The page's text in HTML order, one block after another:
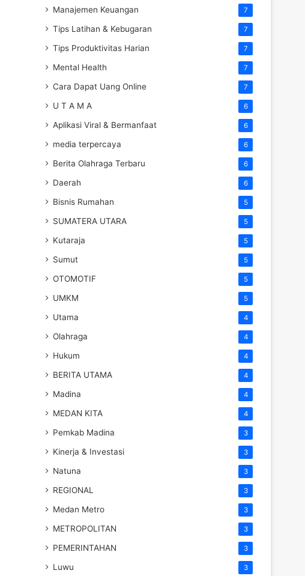
Manajemen Keuangan 7
Tips Latihan & Kebugaran 7
Tips Produktivitas Harian 7
Mental Health 7
Cara Dapat Uang Online 7
U T A M A 6
Aplikasi Viral & Bermanfaat 6
media terpercaya 6
Berita Olahraga Terbaru 6
Daerah 6
Bisnis Rumahan 5
SUMATERA UTARA 5
Kutaraja 5
Sumut 5
OTOMOTIF 5
UMKM 5
Utama 4
Olahraga 4
Hukum 4
BERITA UTAMA 4
Madina 4
MEDAN KITA 4
Pemkab Madina 3
Kinerja & Investasi 3
Natuna 3
REGIONAL 3
Medan Metro 3
METROPOLITAN 3
PEMERINTAHAN 3
Luwu 3